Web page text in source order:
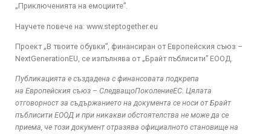
„Приключенията на емоциите”.
Научете повече на: www.steptogether.eu
Проект „В твоите обувки”, финансиран от Европейския съюз –
NextGenerationEU, се изпълнява от „Брайт пъблисити” ЕООД.
Публикацията е създадена с финансовата подкрепа
на Европейския съюз – СледващоПоколениеЕС. Цялата
отговорност за съдържанието на документа се носи от Брайт
пъблисити ЕООД и при никакви обстоятелства не може да се
приема, че този документ отразява официалното становище на